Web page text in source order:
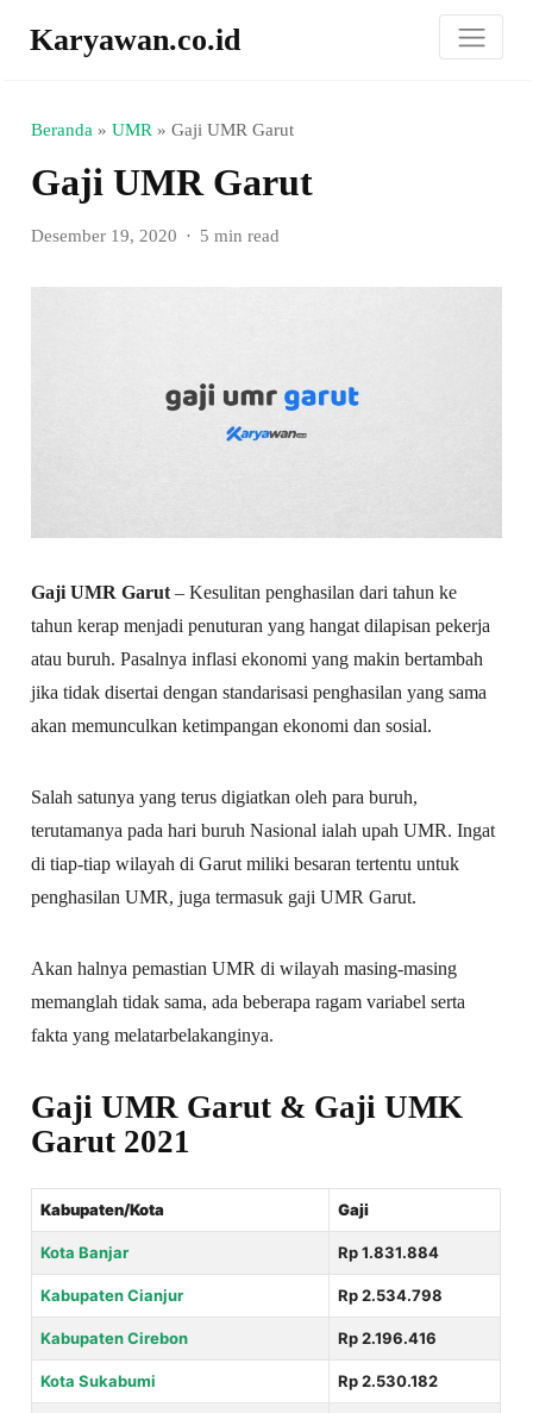
Karyawan.co.id
Beranda »UMR »Gaji UMR Garut
Gaji UMR Garut
Desember 19, 2020 5 min read
Gaji UMR Garut – Kesulitan penghasilan dari tahun ke
tahun kerap menjadi penuturan yang hangat dilapisan pekerja
atau buruh. Pasalnya inflasi ekonomi yang makin bertambah
jika tidak disertai dengan standarisasi penghasilan yang sama
akan memunculkan ketimpangan ekonomi dan sosial.
Salah satunya yang terus digiatkan oleh para buruh,
terutamanya pada hari buruh Nasional ialah upah UMR. Ingat
di tiap-tiap wilayah di Garut miliki besaran tertentu untuk
penghasilan UMR, juga termasuk gaji UMR Garut.
Akan halnya pemastian UMR di wilayah masing-masing
memanglah tidak sama, ada beberapa ragam variabel serta
fakta yang melatarbelakanginya.
Gaji UMR Garut & Gaji UMK
Garut 2021
Kabupaten/Kota Gaji
Kota Banjar Rp 1.831.884
Kabupaten Cianjur Rp 2.534.798
Kabupaten Cirebon Rp 2.196.416
Kota Sukabumi Rp 2.530.182